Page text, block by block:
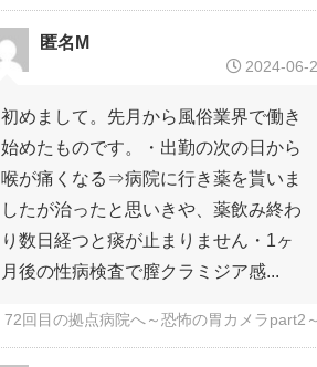
匿名M
2024-06-
初めまして。先月から風俗業界で働き
始めたものです。・出勤の次の日から
喉が痛くなる⇒病院に行き薬を貰いま
したが治ったと思いきや、薬飲み終わ
り数日経つと痰が止まりません・1ヶ
月後の性病検査で膣クラミジア感...
72回目の拠点病院へ～恐怖の胃カメラpart2～